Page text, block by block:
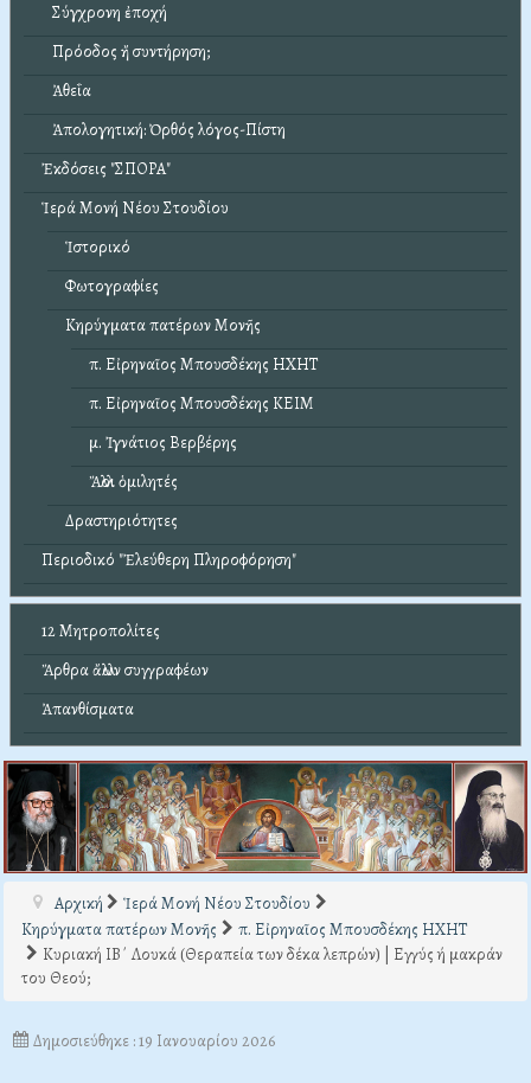
Σύγχρονη ἐποχή
Πρόοδος ἤ συντήρηση;
Ἀθεΐα
Ἀπολογητική: Ὀρθός λόγος-Πίστη
Ἐκδόσεις "ΣΠΟΡΑ"
Ἱερά Μονή Νέου Στουδίου
Ἱστορικό
Φωτογραφίες
Κηρύγματα πατέρων Μονῆς
π. Εἰρηναῖος Μπουσδέκης ΗΧΗΤ
π. Εἰρηναῖος Μπουσδέκης ΚΕΙΜ
μ. Ἰγνάτιος Βερβέρης
Ἄλλοι ὁμιλητές
Δραστηριότητες
Περιοδικό "Ἐλεύθερη Πληροφόρηση"
12 Μητροπολίτες
Ἄρθρα ἄλλων συγγραφέων
Ἀπανθίσματα
Αρχική
Ἱερά Μονή Νέου Στουδίου
Κηρύγματα πατέρων Μονῆς
π. Εἰρηναῖος Μπουσδέκης ΗΧΗΤ
Κυριακή ΙB΄ Λουκά (Θεραπεία των δέκα λεπρών) | Εγγύς ή μακράν
του Θεού;
Δημοσιεύθηκε : 19 Ιανουαρίου 2026